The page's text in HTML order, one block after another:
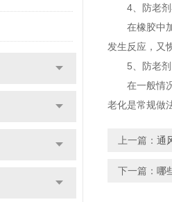
4、防老剂
在橡胶中加
发生反应，又
5、防老剂
在一般情况
老化是常规做
上一篇： 通
下一篇： 哪